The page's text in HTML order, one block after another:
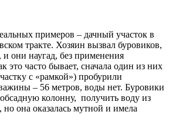
примеров – дачный участок в
тракте. Хозяин вызвал буровиков,
и они наугад, без применения
это часто бывает, сначала один из них
с «рамкой») пробурили
– 56 метров, воды нет. Буровики
колонну, получить воду из
но она оказалась мутной и имела